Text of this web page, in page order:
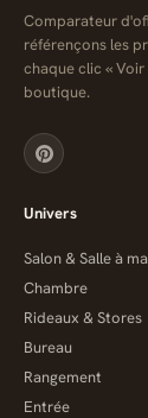
Comparateur
référençons les
chaque clic «
boutique.
Univers
Salon & Salle à
Chambre
Rideaux & Stores
Bureau
Rangement
Entrée